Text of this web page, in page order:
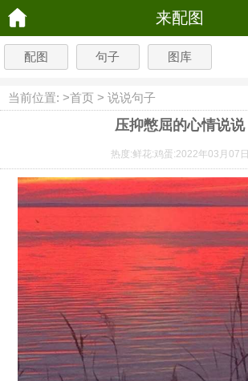
来配图
配图 句子 图库
当前位置: >首页 > 说说句子
压抑憋屈的心情说说
热度:鲜花:鸡蛋:2022年03月07日